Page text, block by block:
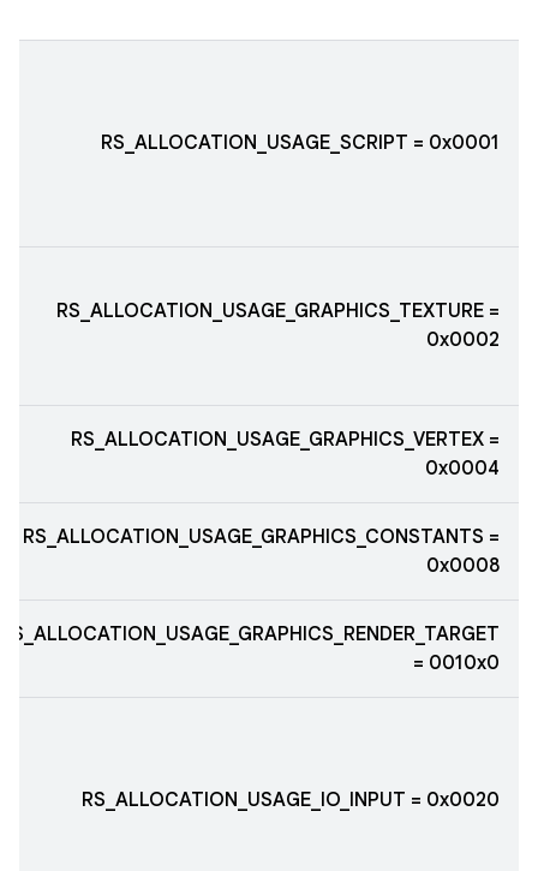
RS_ALLOCATION_USAGE_SCRIPT = 0x0001
RS_ALLOCATION_USAGE_GRAPHICS_TEXTURE =
0x0002
RS_ALLOCATION_USAGE_GRAPHICS_VERTEX =
0x0004
RS_ALLOCATION_USAGE_GRAPHICS_CONSTANTS =
0x0008
RS_ALLOCATION_USAGE_GRAPHICS_RENDER_TARGET
= 0010x0
RS_ALLOCATION_USAGE_IO_INPUT = 0x0020